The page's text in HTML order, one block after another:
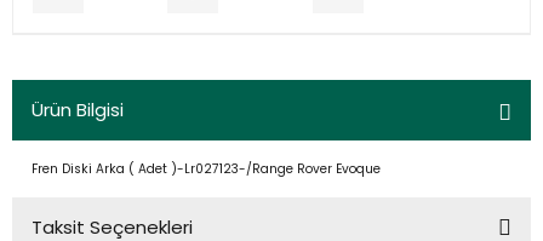
Ürün Bilgisi
Fren Diski Arka ( Adet )-Lr027123-/Range Rover Evoque
Taksit Seçenekleri